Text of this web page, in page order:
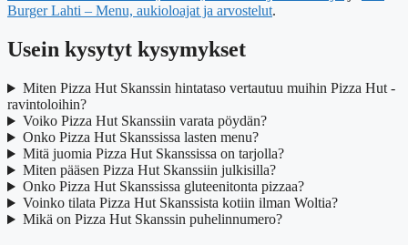
Burger Lahti – Menu, aukioloajat ja arvostelut.
Usein kysytyt kysymykset
Miten Pizza Hut Skanssin hintataso vertautuu muihin Pizza Hut -
ravintoloihin?
Voiko Pizza Hut Skanssiin varata pöydän?
Onko Pizza Hut Skanssissa lasten menu?
Mitä juomia Pizza Hut Skanssissa on tarjolla?
Miten pääsen Pizza Hut Skanssiin julkisilla?
Onko Pizza Hut Skanssissa gluteenitonta pizzaa?
Voinko tilata Pizza Hut Skanssista kotiin ilman Woltia?
Mikä on Pizza Hut Skanssin puhelinnumero?